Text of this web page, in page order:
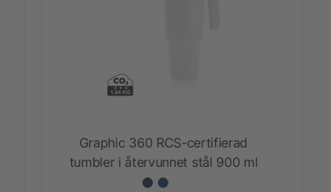
Graphic 360 RCS-certifierad
tumbler i återvunnet stål 900 ml